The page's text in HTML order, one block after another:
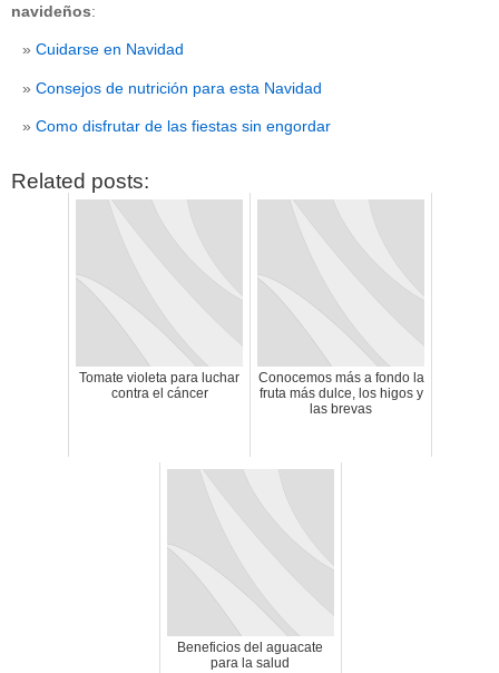
CATEGORÍAS
navideños:
Cuidarse en Navidad
Consejos de nutrición para esta Navidad
Como disfrutar de las fiestas sin engordar
Related posts:
Tomate violeta para luchar
contra el cáncer
Conocemos más a fondo la
fruta más dulce, los higos y
las brevas
Beneficios del aguacate
para la salud